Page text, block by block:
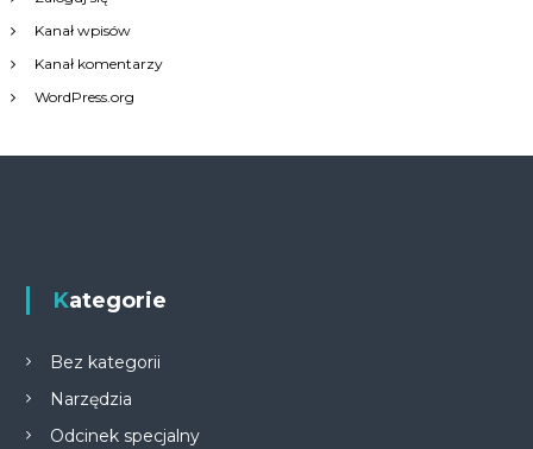
Kanał wpisów
Kanał komentarzy
WordPress.org
Kategorie
Bez kategorii
Narzędzia
Odcinek specjalny